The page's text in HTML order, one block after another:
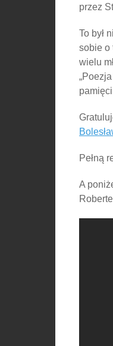
przez
To był
sobie o
wielu
Pełną
A